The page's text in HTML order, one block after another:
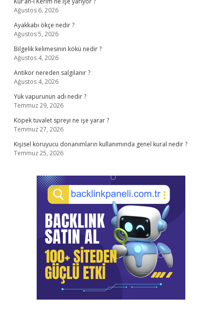
Ağustos 6, 2026
Ayakkabı ökçe nedir ?
Ağustos 5, 2026
Bilgelik kelimesinin kökü nedir ?
Ağustos 4, 2026
Antikor nereden salgılanır ?
Ağustos 4, 2026
Yük vapurunun adı nedir ?
Temmuz 29, 2026
Köpek tuvalet spreyi ne işe yarar ?
Temmuz 27, 2026
Kişisel koruyucu donanımların kullanımında genel kural nedir ?
Temmuz 25, 2026